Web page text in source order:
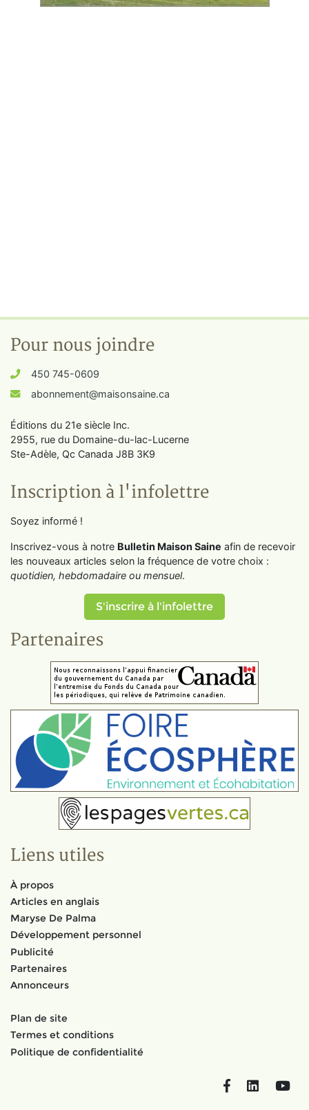
Pour nous joindre
450 745-0609
abonnement@maisonsaine.ca
Éditions du 21e siècle Inc.
2955, rue du Domaine-du-lac-Lucerne
Ste-Adèle, Qc Canada J8B 3K9
Inscription à l'infolettre
Soyez informé !
Inscrivez-vous à notre Bulletin Maison Saine afin de recevoir
les nouveaux articles selon la fréquence de votre choix :
quotidien, hebdomadaire ou mensuel.
S'inscrire à l'infolettre
Partenaires
Liens utiles
À propos
Articles en anglais
Maryse De Palma
Développement personnel
Publicité
Partenaires
Annonceurs
Plan de site
Termes et conditions
Politique de confidentialité
FacebookLinkedIn